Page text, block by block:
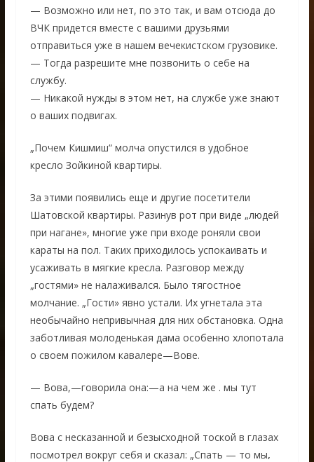
— Возможно или нет, по это так, и вам отсюда до
ВЧК придется вместе с вашими друзьями
отправиться уже в нашем вечекистском грузовике.
— Тогда разрешите мне позвонить о себе на
службу.
— Никакой нужды в этом нет, на службе уже знают
о ваших подвигах.
„Почем Кишмиш“ молча опустился в удобное
кресло Зойкиной квартиры.
За этими появились еще и другие посетители
Шатовской квартиры. Разинув рот при виде „людей
при нагане», многие уже при входе роняли свои
караты на пол. Таких приходилось успокаивать и
усаживать в мягкие кресла. Разговор между
„гостями» не налаживался. Было тягостное
молчание. „Гости» явно устали. Их угнетала эта
необычайно непривычная для них обстановка. Одна
заботливая молоденькая дама особенно хлопотала
о своем пожилом кавалере—Вове.
— Вова,—говорила она:—а на чем же . мы тут
спать будем?
Вова с несказанной и безысходной тоской в глазах
посмотрел вокруг себя и сказал: „Спать — то мы,